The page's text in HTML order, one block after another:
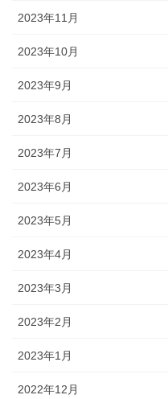
2023年11月
2023年10月
2023年9月
2023年8月
2023年7月
2023年6月
2023年5月
2023年4月
2023年3月
2023年2月
2023年1月
2022年12月